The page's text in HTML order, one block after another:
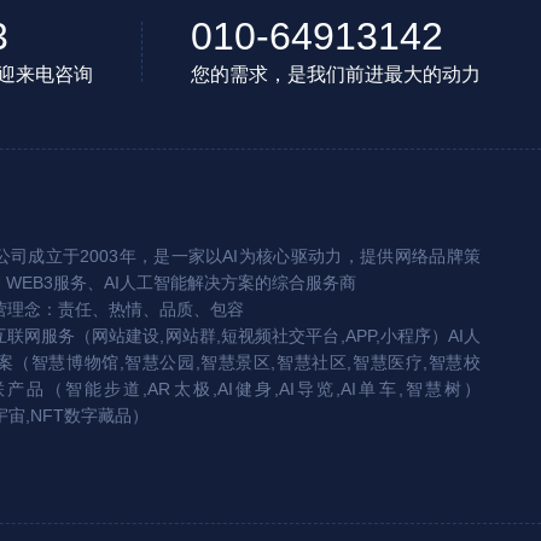
来电咨询
010-64913142
您的需求，是我们前进最大的动力
司成立于2003年，是一家以AI为核心驱动力，提供网络品牌策
服务、AI人工智能解决方案的综合服务商
理念：责任、热情、品质、包容
网服务（网站建设,网站群,短视频社交平台,APP,小程序）AI人
（智慧博物馆,智慧公园,智慧景区,智慧社区,智慧医疗,智慧校
品（智能步道,AR太极,AI健身,AI导览,AI单车,智慧树）
,NFT数字藏品）